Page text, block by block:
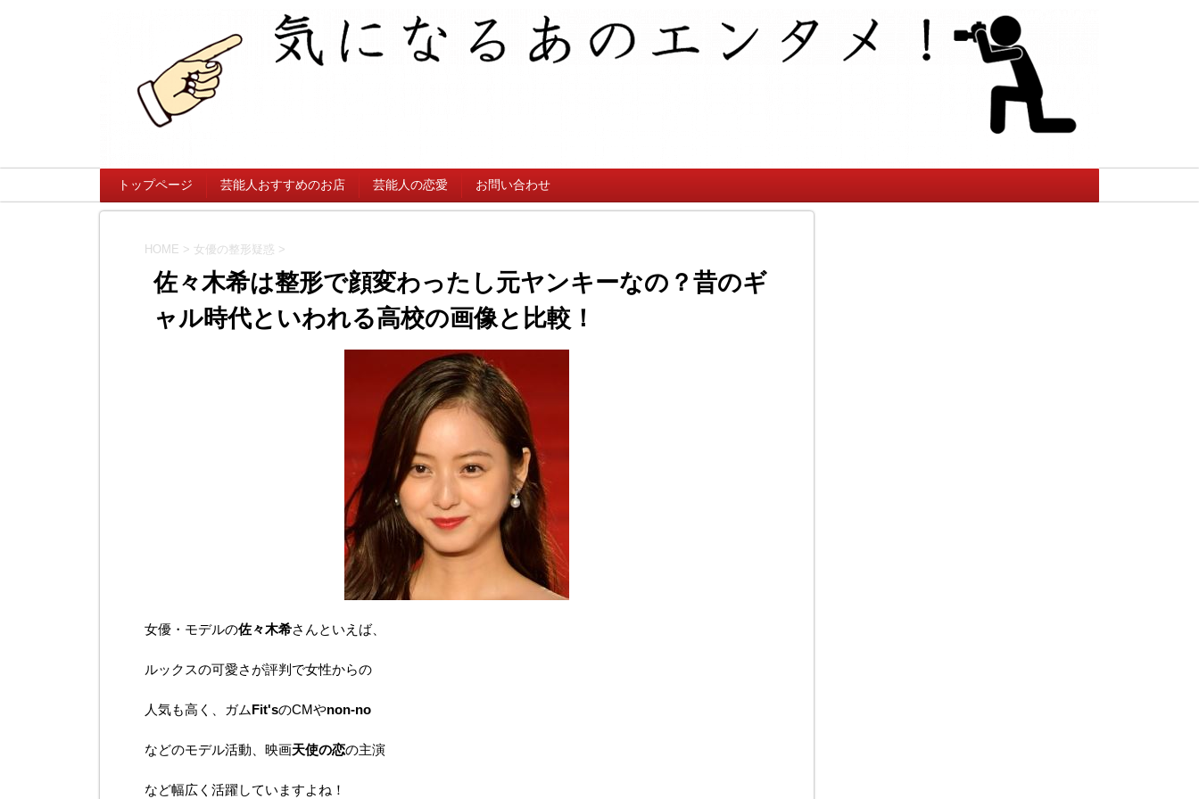
トップページ 芸能人おすすめのお店 芸能人の恋愛 お問い合わせ
HOME > 女優の整形疑惑 >
佐々木希は整形で顔変わったし元ヤンキーなの？昔のギ
ャル時代といわれる高校の画像と比較！
女優・モデルの佐々木希さんといえば、
ルックスの可愛さが評判で女性からの
人気も高く、ガムFit'sのCMやnon-no
などのモデル活動、映画天使の恋の主演
など幅広く活躍していますよね！